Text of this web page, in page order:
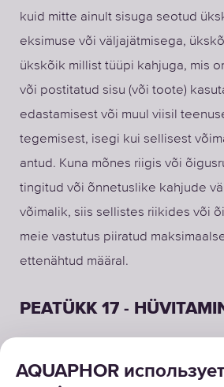
kuid mitte ainult sisuga seotud
eksimuse või väljajätmisega,
ükskõik millist tüüpi kahjuga, mis
või postitatud sisu (või toote)
edastamisest või muul viisil
tegemisest, isegi kui sellisest
antud. Kuna mõnes riigis või
tingitud või õnnetuslike kahjude
võimalik, siis sellistes riikides või
meie vastutus piiratud
ettenähtud määral.
PEATÜKK 17 -
ettevõtet AQUAPHOR
AQUAPHOR